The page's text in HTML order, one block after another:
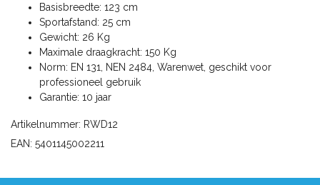
Basisbreedte: 123 cm
Sportafstand: 25 cm
Gewicht: 26 Kg
Maximale draagkracht: 150 Kg
Norm: EN 131, NEN 2484, Warenwet, geschikt voor
professioneel gebruik
Garantie: 10 jaar
Artikelnummer: RWD12
EAN: 5401145002211